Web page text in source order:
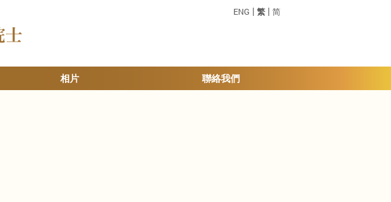
ENG | 繁 | 简
相片 聯絡我們